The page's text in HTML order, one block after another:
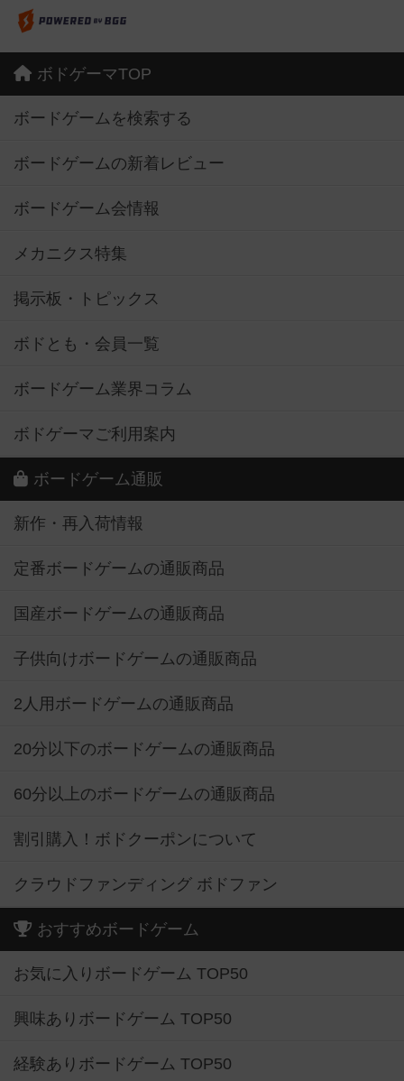
ボドゲーマTOP
ボードゲームを検索する
ボードゲームの新着レビュー
ボードゲーム会情報
メカニクス特集
掲示板・トピックス
ボドとも・会員一覧
ボードゲーム業界コラム
ボドゲーマご利用案内
ボードゲーム通販
新作・再入荷情報
定番ボードゲームの通販商品
国産ボードゲームの通販商品
子供向けボードゲームの通販商品
2人用ボードゲームの通販商品
20分以下のボードゲームの通販商品
60分以上のボードゲームの通販商品
割引購入！ボドクーポンについて
クラウドファンディング ボドファン
おすすめボードゲーム
お気に入りボードゲーム TOP50
興味ありボードゲーム TOP50
経験ありボードゲーム TOP50